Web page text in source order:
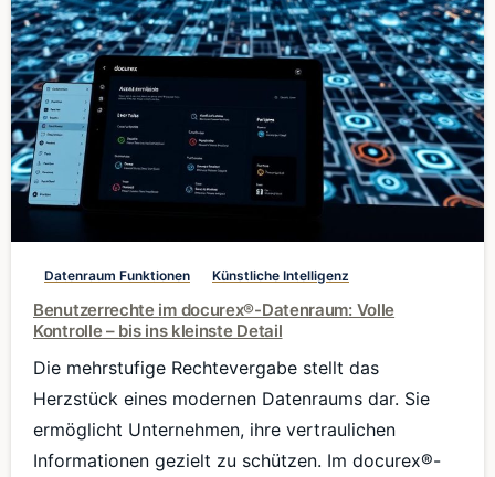
0
Datenraum Funktionen Künstliche Intelligenz
Benutzerrechte im docurex®-Datenraum: Volle
Kontrolle – bis ins kleinste Detail
Die mehrstufige Rechtevergabe stellt das
Herzstück eines modernen Datenraums dar. Sie
ermöglicht Unternehmen, ihre vertraulichen
Informationen gezielt zu schützen. Im docurex®-